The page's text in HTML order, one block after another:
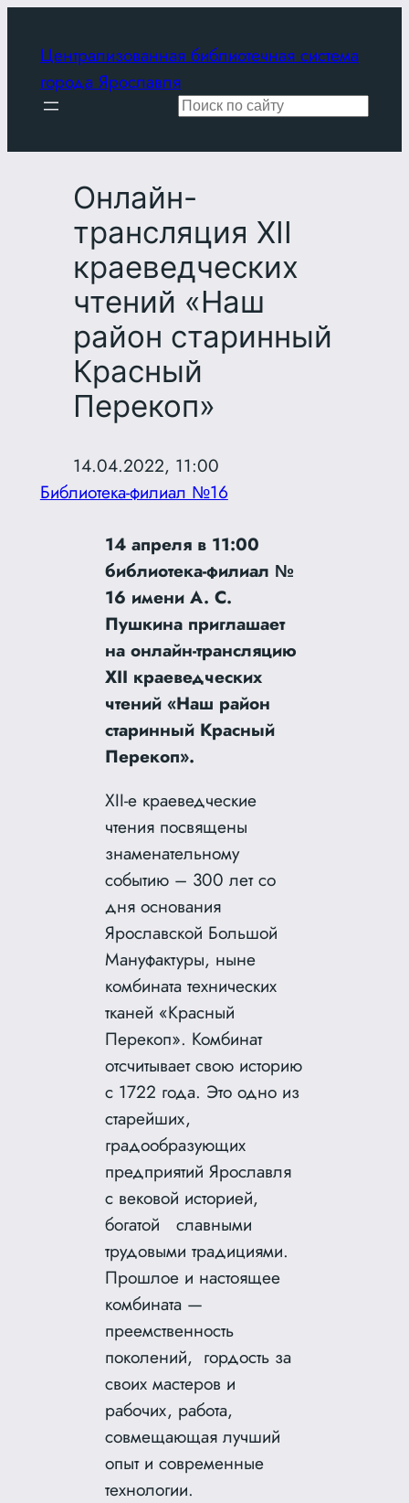
содержимому
Централизованная библиотечная система
города Ярославля
Поиск
Онлайн-
трансляция XII
краеведческих
чтений «Наш
район старинный
Красный
Перекоп»
14.04.2022, 11:00
Библиотека-филиал №16
14 апреля в 11:00
библиотека-филиал №
16 имени А. С.
Пушкина приглашает
на онлайн-трансляцию
XII краеведческих
чтений «Наш район
старинный Красный
Перекоп».
XII-е краеведческие
чтения посвящены
знаменательному
событию – 300 лет со
дня основания
Ярославской Большой
Мануфактуры, ныне
комбината технических
тканей «Красный
Перекоп». Комбинат
отсчитывает свою историю
с 1722 года. Это одно из
старейших,
градообразующих
предприятий Ярославля
с вековой историей,
богатой славными
трудовыми традициями.
Прошлое и настоящее
комбината —
преемственность
поколений, гордость за
своих мастеров и
рабочих, работа,
совмещающая лучший
опыт и современные
технологии.